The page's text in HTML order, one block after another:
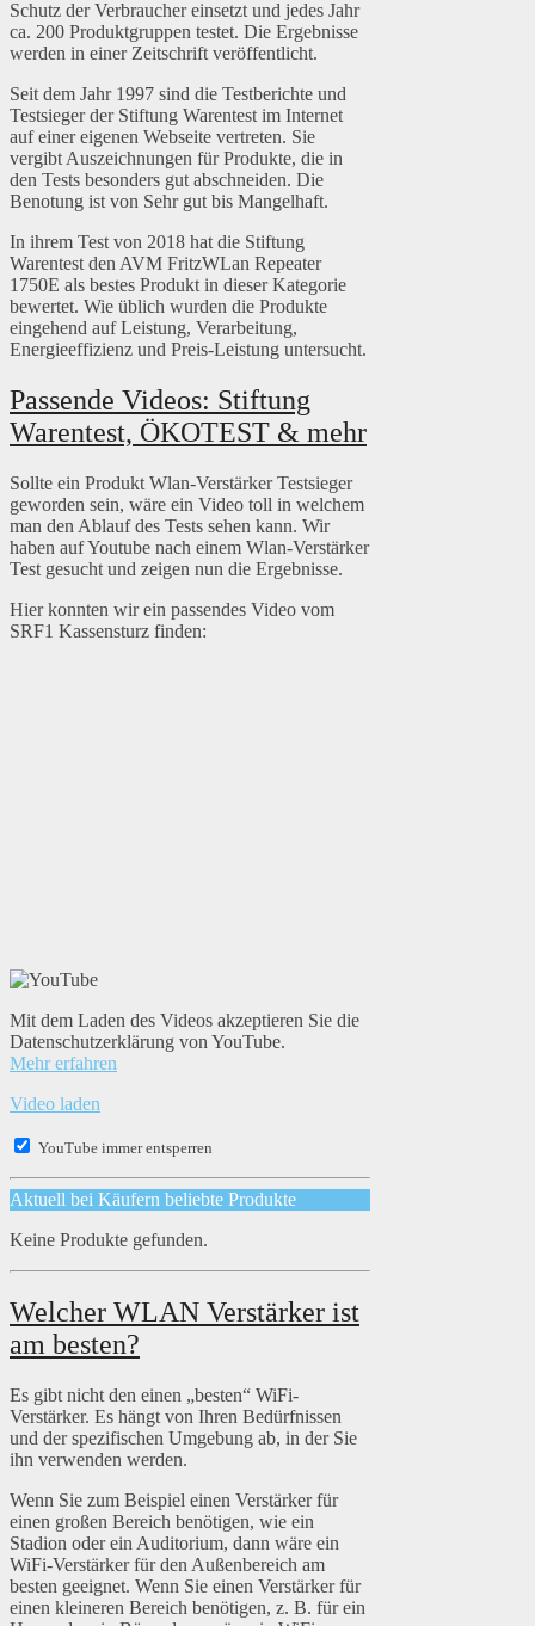
Schutz der Verbraucher einsetzt und jedes Jahr
ca. 200 Produktgruppen testet. Die Ergebnisse
werden in einer Zeitschrift veröffentlicht.
Seit dem Jahr 1997 sind die Testberichte und
Testsieger der Stiftung Warentest im Internet
auf einer eigenen Webseite vertreten. Sie
vergibt Auszeichnungen für Produkte, die in
den Tests besonders gut abschneiden. Die
Benotung ist von Sehr gut bis Mangelhaft.
In ihrem Test von 2018 hat die Stiftung
Warentest den AVM FritzWLan Repeater
1750E als bestes Produkt in dieser Kategorie
bewertet. Wie üblich wurden die Produkte
eingehend auf Leistung, Verarbeitung,
Energieeffizienz und Preis-Leistung untersucht.
Passende Videos: Stiftung
Warentest, ÖKOTEST & mehr
Sollte ein Produkt Wlan-Verstärker Testsieger
geworden sein, wäre ein Video toll in welchem
man den Ablauf des Tests sehen kann. Wir
haben auf Youtube nach einem Wlan-Verstärker
Test gesucht und zeigen nun die Ergebnisse.
Hier konnten wir ein passendes Video vom
SRF1 Kassensturz finden:
Mit dem Laden des Videos akzeptieren Sie die
Datenschutzerklärung von YouTube.
Mehr erfahren
Video laden
YouTube immer entsperren
Aktuell bei Käufern beliebte Produkte
Keine Produkte gefunden.
Welcher WLAN Verstärker ist
am besten?
Es gibt nicht den einen „besten“ WiFi-
Verstärker. Es hängt von Ihren Bedürfnissen
und der spezifischen Umgebung ab, in der Sie
ihn verwenden werden.
Wenn Sie zum Beispiel einen Verstärker für
einen großen Bereich benötigen, wie ein
Stadion oder ein Auditorium, dann wäre ein
WiFi-Verstärker für den Außenbereich am
besten geeignet. Wenn Sie einen Verstärker für
einen kleineren Bereich benötigen, z. B. für ein